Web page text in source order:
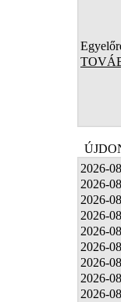
2026-
2026-
2026-
2026-
2026-
2026-
2026-
2026-
2026-